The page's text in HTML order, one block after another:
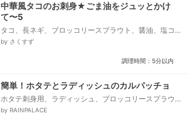
中華風タコのお刺身★ごま油をジュッとかけ
て〜5
タコ、長ネギ、ブロッコリースプラウト、醤油、塩コ
ショウ、ごま油
by さくすず
調理時間：5分以内
簡単！ホタテとラディッシュのカルパッチョ
ホタテ刺身用、ラディッシュ、ブロッコリースプラウ
ト、レモン、オリーブオイル、塩、ピンクペッパー
by RAINPALACE